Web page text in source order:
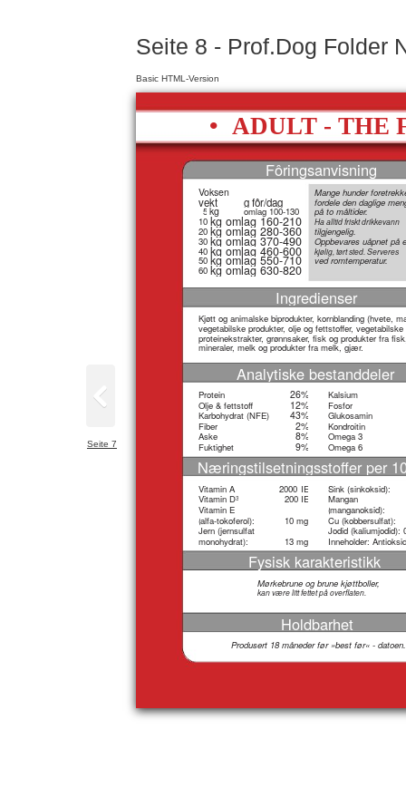
Seite 8 - Prof.Dog Folder
Basic HTML-Version
• ADULT - THE
Fôringsanvisning
Voksen
vekt g fôr/dag
5 kg omlag 100-130
10 kg omlag 160-210
20 kg omlag 280-360
30 kg omlag 370-490
40 kg omlag 460-600
50 kg omlag 550-710
60 kg omlag 630-820
Protein 26%
Olje & fettstoff 12%
Karbohydrat (NFE) 43%
Fiber 2%
Aske 8%
Fuktighet 9%
Kalsium
Fosfor
Glukosamin
Kondroitin
Omega 3
Omega 6
Vitamin A 2000 IE
Vitamin D3 200 IE
Vitamin E
(alfa-tokoferol): 10 mg
Jern (jernsulfat
monohydrat):
13 mg
Sink (sinkoksid):
Mangan
(manganoksid):
Cu (kobbersulfat):
Jodid (kaliumjodid):
Inneholder:
Kjøtt og animalske biprodukter, kornblanding (hvete,
vegetabilske produkter, olje og fettstoffer, vegetabilske
proteinekstrakter, grønnsaker, fisk og produkter fra
mineraler, melk og produkter fra melk, gjær.
Mørkebrune og brune kjøttboller,
kan være litt fettet på overflaten.
Ingredienser
Analytiske bestanddeler
Næringstilsetningsstoffer per
Fysisk karakteristikk
Holdbarhet
Mange hunder
fordele den daglige
på to måltider.
Ha alltid friskt drikkevann
tilgjengelig.
Oppbevares uåpnet på
kjølig, tørt sted. Serveres
ved romtemperatur.
Produsert 18 måneder før »best før« - datoen.
Seite 7